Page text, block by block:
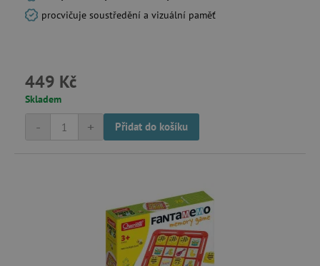
procvičuje soustředění a vizuální paměť
449 Kč
Skladem
+
- Přidat do košíku